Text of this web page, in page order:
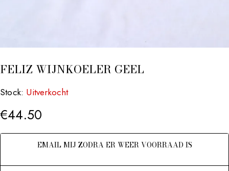
FELIZ WIJNKOELER GEEL
Stock: Uitverkocht
€44.50
EMAIL MIJ ZODRA ER WEER VOORRAAD IS